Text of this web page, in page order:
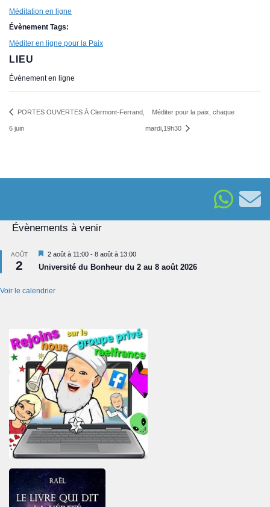
Méditation en ligne
Évènement Tags:
Méditer en ligne pour la Paix
LIEU
Évènement en ligne
PORTES OUVERTES À Clermont-Ferrand,
6 juin
Méditer pour la paix, chaque
mardi,19h30
Évènements à venir
AOÛT
2
Mis
en
avant
2 août à 11:00 - 8 août à 13:00
Université du Bonheur du 2 au 8 août 2026
Voir le calendrier